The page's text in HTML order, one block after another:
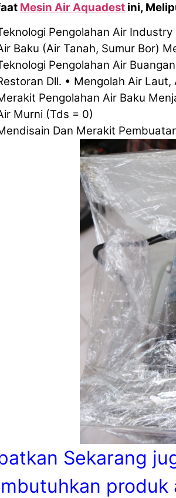
Mesin Air Aquadest ini,
Pengolahan Air
Baku (Air Tanah, Sumur Bor)
Pengolahan Air
Dll. • Mengolah Air Laut,
Pengolahan Air Baku
Murni (Tds = 0)
Dan Merakit
Sekarang
produk